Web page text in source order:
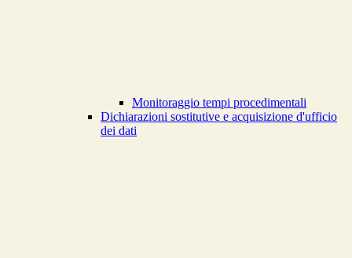
Monitoraggio tempi procedimentali
Dichiarazioni sostitutive e acquisizione d'ufficio
dei dati